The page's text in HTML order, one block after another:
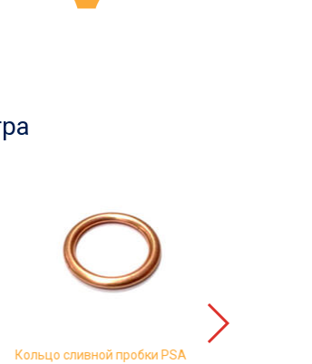
Кольцо сливной пробки PSA